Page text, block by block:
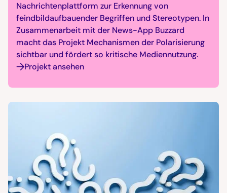
Nachrichtenplattform zur Erkennung von
feindbildaufbauender Begriffen und Stereotypen. In
Zusammenarbeit mit der News-App Buzzard
macht das Projekt Mechanismen der Polarisierung
sichtbar und fördert so kritische Mediennutzung.
Projekt ansehen